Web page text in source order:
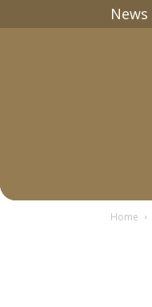
News
Home